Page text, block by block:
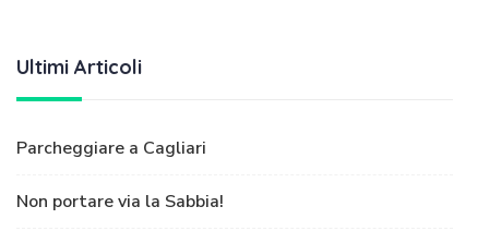
Ultimi Articoli
Parcheggiare a Cagliari
Non portare via la Sabbia!